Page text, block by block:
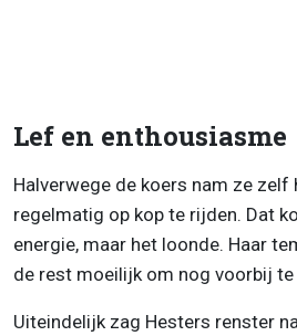
Lef en enthousiasme
Halverwege de koers nam ze
regelmatig op kop te rijden. Dat
energie, maar het loonde. Haar
de rest moeilijk om nog voorbij te
Uiteindelijk zag Hesters renster